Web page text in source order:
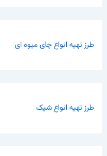
طرز تهیه انواع چای میوه ای
طرز تهیه انواع شیک